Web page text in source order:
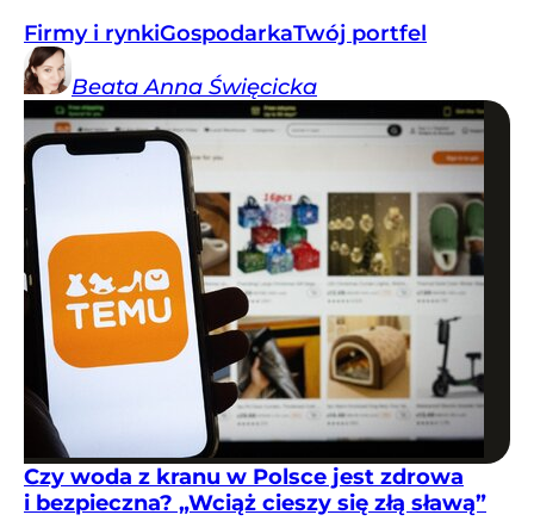
Firmy i rynkiGospodarkaTwój portfel
Beata Anna Święcicka
Czy woda z kranu w Polsce jest zdrowa
i bezpieczna? „Wciąż cieszy się złą sławą”